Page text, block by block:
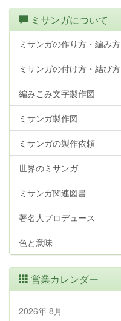
ミサンガについて
ミサンガの作り方・編み方
ミサンガの付け方・結び方
編みこみ文字製作図
ミサンガ製作図
ミサンガの製作依頼
世界のミサンガ
ミサンガ関連図書
著名人プロデュース
色と意味
営業カレンダー
2026年 8月